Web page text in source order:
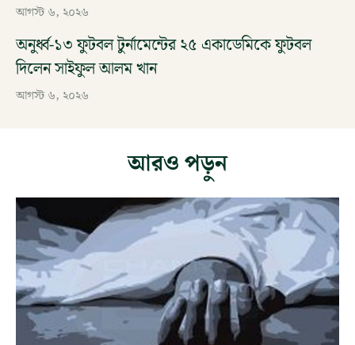
আগস্ট ৬, ২০২৬
অনুর্ধ্ব-১৩ ফুটবল টুর্নামেন্টের ২৫ একাডেমিকে ফুটবল
দিলেন সাইফুল আলম খান
আগস্ট ৬, ২০২৬
আরও পড়ুন